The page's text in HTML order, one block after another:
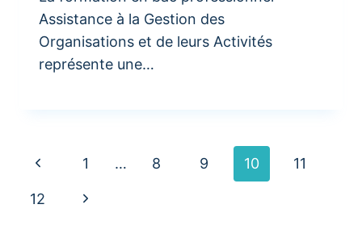
Assistance à la Gestion des
Organisations et de leurs Activités
représente une…
Navigation
de
Page
précédente
1 … 8 9 10 11
12
Page